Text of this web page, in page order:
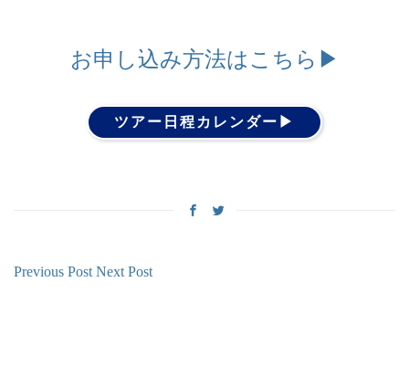
お申し込み方法はこちら▶︎
ツアー日程カレンダー▶︎
Previous Post Next Post